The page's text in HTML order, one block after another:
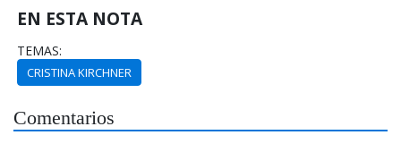
EN ESTA NOTA
TEMAS:
CRISTINA KIRCHNER
Comentarios